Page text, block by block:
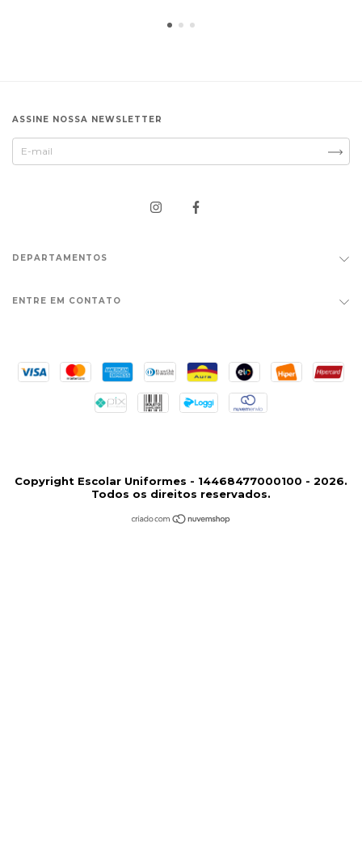
ASSINE NOSSA NEWSLETTER
DEPARTAMENTOS
ENTRE EM CONTATO
Copyright Escolar Uniformes - 14468477000100 - 2026.
Todos os direitos reservados.